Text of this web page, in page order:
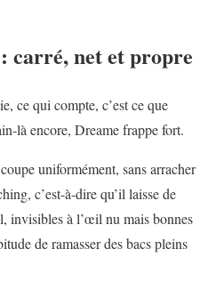
carré, net et propre
ce qui compte, c’est ce que
là encore, Dreame frappe fort.
uniformément, sans arracher
c’est-à-dire qu’il laisse de
invisibles à l’œil nu mais bonnes
de ramasser des bacs pleins